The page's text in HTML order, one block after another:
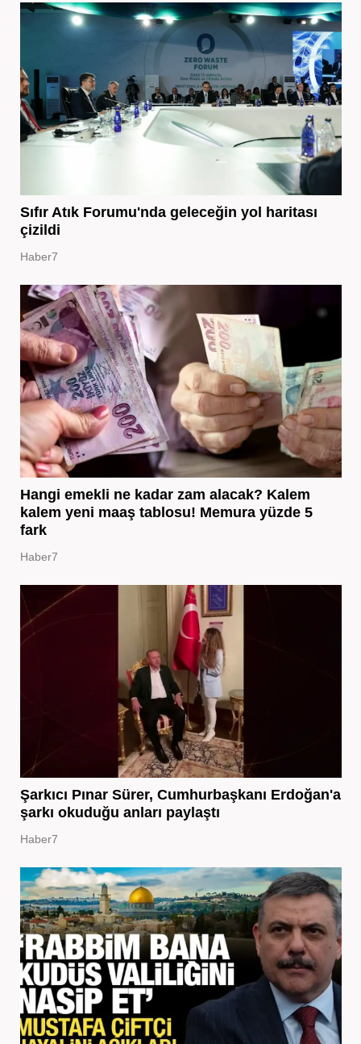
Sıfır Atık Forumu'nda geleceğin yol haritası
çizildi
Haber7
Hangi emekli ne kadar zam alacak? Kalem
kalem yeni maaş tablosu! Memura yüzde 5
fark
Haber7
Şarkıcı Pınar Sürer, Cumhurbaşkanı Erdoğan'a
şarkı okuduğu anları paylaştı
Haber7